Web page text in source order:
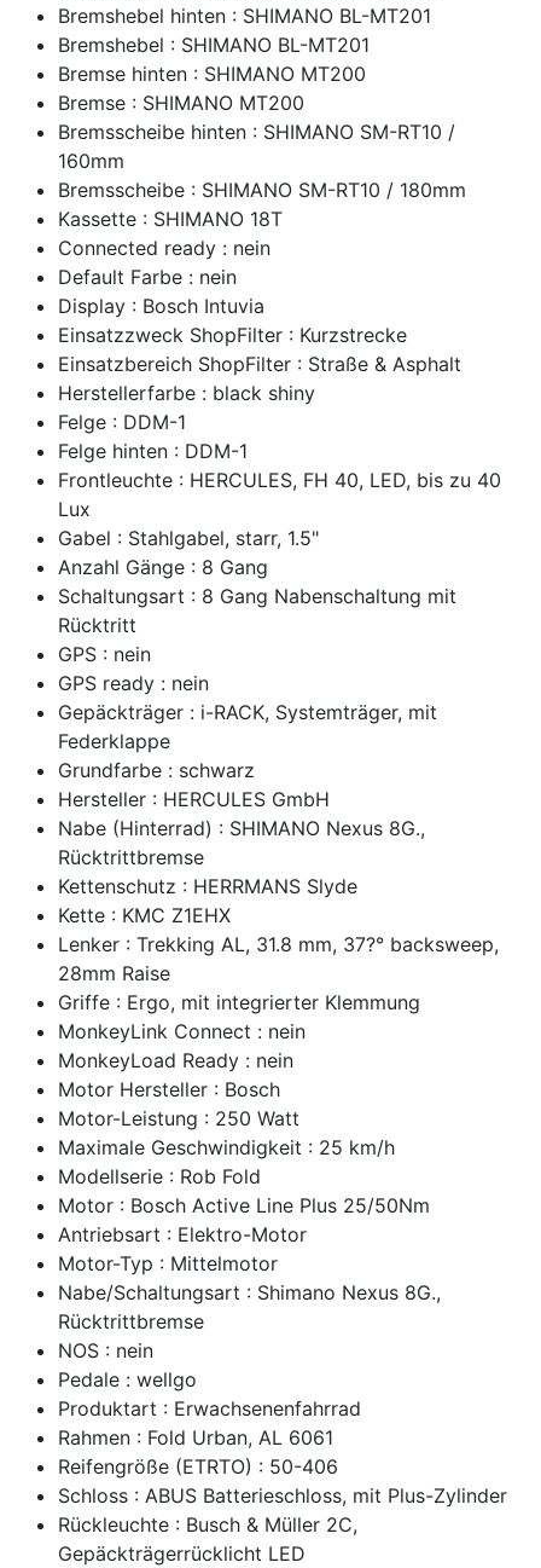
Bremshebel hinten : SHIMANO BL-MT201
Bremshebel : SHIMANO BL-MT201
Bremse hinten : SHIMANO MT200
Bremse : SHIMANO MT200
Bremsscheibe hinten : SHIMANO SM-RT10 /
160mm
Bremsscheibe : SHIMANO SM-RT10 / 180mm
Kassette : SHIMANO 18T
Connected ready : nein
Default Farbe : nein
Display : Bosch Intuvia
Einsatzzweck ShopFilter : Kurzstrecke
Einsatzbereich ShopFilter : Straße & Asphalt
Herstellerfarbe : black shiny
Felge : DDM-1
Felge hinten : DDM-1
Frontleuchte : HERCULES, FH 40, LED, bis zu 40
Lux
Gabel : Stahlgabel, starr, 1.5"
Anzahl Gänge : 8 Gang
Schaltungsart : 8 Gang Nabenschaltung mit
Rücktritt
GPS : nein
GPS ready : nein
Gepäckträger : i-RACK, Systemträger, mit
Federklappe
Grundfarbe : schwarz
Hersteller : HERCULES GmbH
Nabe (Hinterrad) : SHIMANO Nexus 8G.,
Rücktrittbremse
Kettenschutz : HERRMANS Slyde
Kette : KMC Z1EHX
Lenker : Trekking AL, 31.8 mm, 37?° backsweep,
28mm Raise
Griffe : Ergo, mit integrierter Klemmung
MonkeyLink Connect : nein
MonkeyLoad Ready : nein
Motor Hersteller : Bosch
Motor-Leistung : 250 Watt
Maximale Geschwindigkeit : 25 km/h
Modellserie : Rob Fold
Motor : Bosch Active Line Plus 25/50Nm
Antriebsart : Elektro-Motor
Motor-Typ : Mittelmotor
Nabe/Schaltungsart : Shimano Nexus 8G.,
Rücktrittbremse
NOS : nein
Pedale : wellgo
Produktart : Erwachsenenfahrrad
Rahmen : Fold Urban, AL 6061
Reifengröße (ETRTO) : 50-406
Schloss : ABUS Batterieschloss, mit Plus-Zylinder
Rückleuchte : Busch & Müller 2C,
Gepäckträgerrücklicht LED